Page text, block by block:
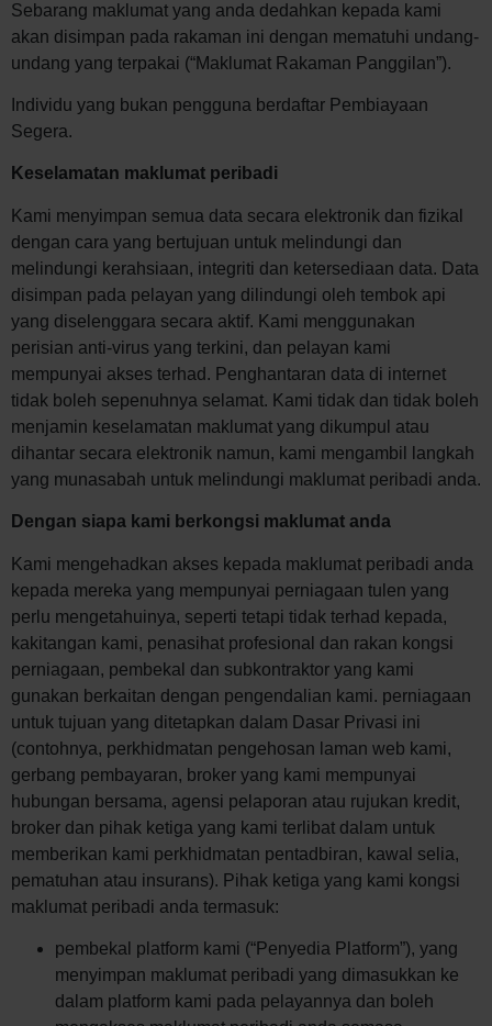
Sebarang maklumat yang anda dedahkan kepada kami
akan disimpan pada rakaman ini dengan mematuhi undang-
undang yang terpakai (“Maklumat Rakaman Panggilan”).
Individu yang bukan pengguna berdaftar Pembiayaan
Segera.
Keselamatan maklumat peribadi
Kami menyimpan semua data secara elektronik dan fizikal
dengan cara yang bertujuan untuk melindungi dan
melindungi kerahsiaan, integriti dan ketersediaan data. Data
disimpan pada pelayan yang dilindungi oleh tembok api
yang diselenggara secara aktif. Kami menggunakan
perisian anti-virus yang terkini, dan pelayan kami
mempunyai akses terhad. Penghantaran data di internet
tidak boleh sepenuhnya selamat. Kami tidak dan tidak boleh
menjamin keselamatan maklumat yang dikumpul atau
dihantar secara elektronik namun, kami mengambil langkah
yang munasabah untuk melindungi maklumat peribadi anda.
Dengan siapa kami berkongsi maklumat anda
Kami mengehadkan akses kepada maklumat peribadi anda
kepada mereka yang mempunyai perniagaan tulen yang
perlu mengetahuinya, seperti tetapi tidak terhad kepada,
kakitangan kami, penasihat profesional dan rakan kongsi
perniagaan, pembekal dan subkontraktor yang kami
gunakan berkaitan dengan pengendalian kami. perniagaan
untuk tujuan yang ditetapkan dalam Dasar Privasi ini
(contohnya, perkhidmatan pengehosan laman web kami,
gerbang pembayaran, broker yang kami mempunyai
hubungan bersama, agensi pelaporan atau rujukan kredit,
broker dan pihak ketiga yang kami terlibat dalam untuk
memberikan kami perkhidmatan pentadbiran, kawal selia,
pematuhan atau insurans). Pihak ketiga yang kami kongsi
maklumat peribadi anda termasuk:
pembekal platform kami (“Penyedia Platform”), yang
menyimpan maklumat peribadi yang dimasukkan ke
dalam platform kami pada pelayannya dan boleh